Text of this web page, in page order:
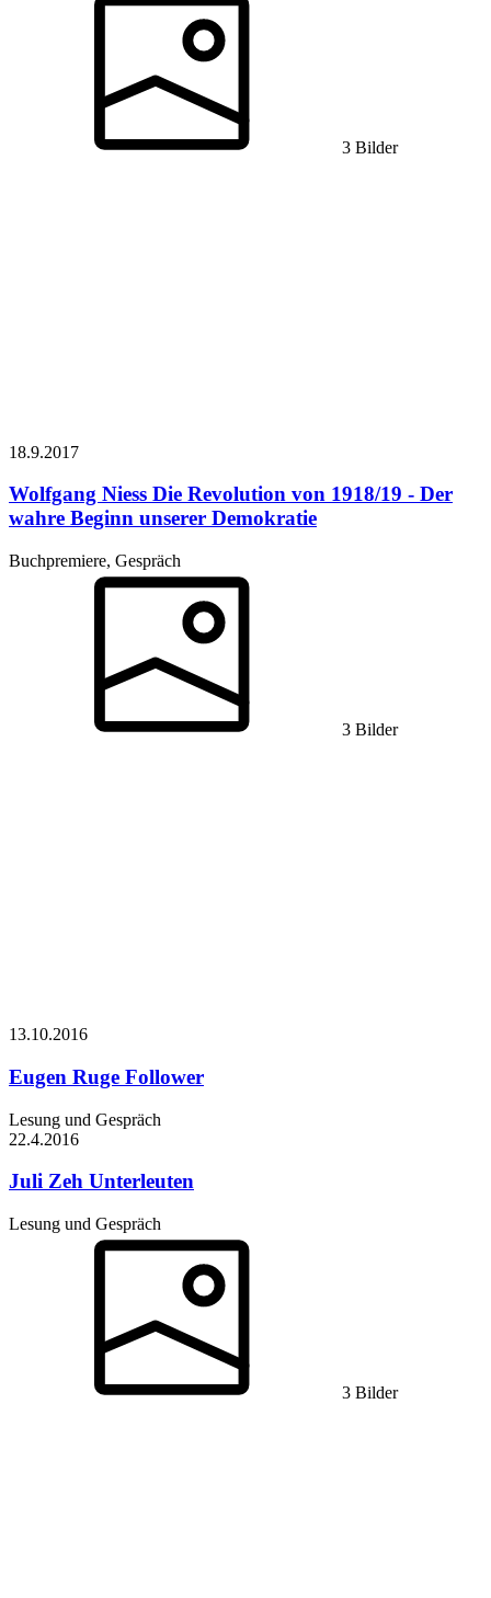
3 Bilder
18.9.2017
Wolfgang Niess Die Revolution von 1918/19 - Der
wahre Beginn unserer Demokratie
Buchpremiere, Gespräch
3 Bilder
13.10.2016
Eugen Ruge Follower
Lesung und Gespräch
22.4.2016
Juli Zeh Unterleuten
Lesung und Gespräch
3 Bilder